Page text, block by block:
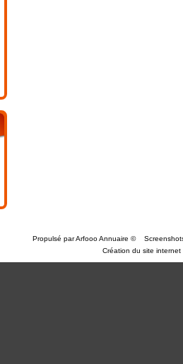
Propulsé parArfooo Annuaire ©
Création du site internet